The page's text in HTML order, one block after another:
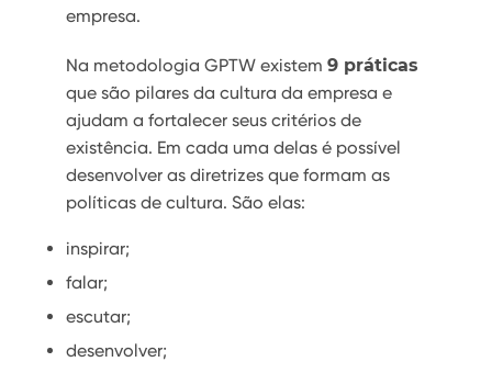
empresa.
Na metodologia GPTW existem 9 práticas
que são pilares da cultura da empresa e
ajudam a fortalecer seus critérios de
existência. Em cada uma delas é possível
desenvolver as diretrizes que formam as
políticas de cultura. São elas:
inspirar;
falar;
escutar;
desenvolver;